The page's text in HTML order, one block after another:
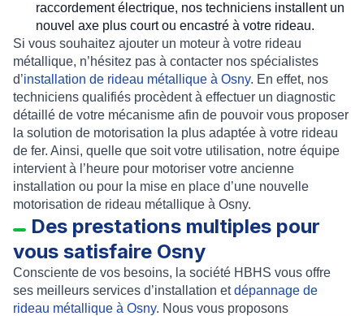
raccordement électrique, nos techniciens installent un
nouvel axe plus court ou encastré à votre rideau.
Si vous souhaitez ajouter un moteur à votre rideau
métallique, n’hésitez pas à contacter nos spécialistes
d’installation de rideau métallique à Osny. En effet, nos
techniciens qualifiés procèdent à effectuer un diagnostic
détaillé de votre mécanisme afin de pouvoir vous proposer
la solution de motorisation la plus adaptée à votre rideau
de fer. Ainsi, quelle que soit votre utilisation, notre équipe
intervient à l’heure pour motoriser votre ancienne
installation ou pour la mise en place d’une nouvelle
motorisation de rideau métallique à Osny.
Des prestations multiples pour
vous satisfaire Osny
Consciente de vos besoins, la société HBHS vous offre
ses meilleurs services d’installation etdépannage de
rideau métallique à Osny. Nous vous proposons